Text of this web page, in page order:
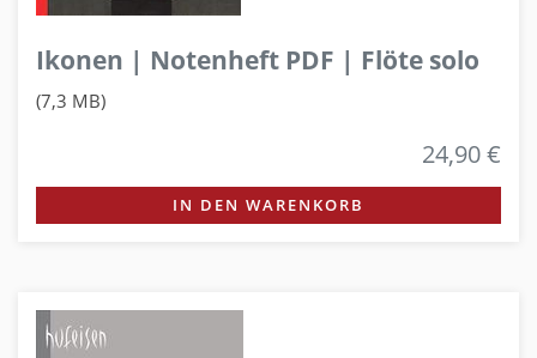
Ikonen | Notenheft PDF | Flöte solo
(7,3 MB)
24,90 €
IN DEN WARENKORB